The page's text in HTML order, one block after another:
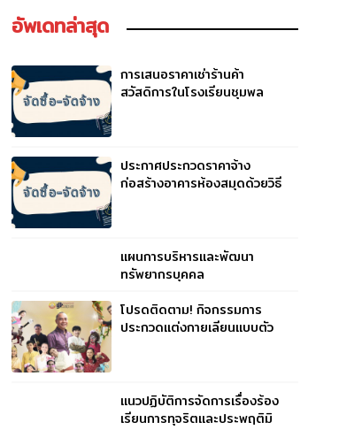
อัพเดทล่าสุด
การเสนอราคาเช่าร้านค้า
สวัสดิการในโรงเรียนชุมพล
ประกาศประกวดราคาจ้าง
ก่อสร้างอาคารห้องสมุดด้วยวิธี
แผนการบริหารและพัฒนา
ทรัพยากรบุคคล
โปรดติดตาม! กิจกรรมการ
ประกวดแต่งกายเลียนแบบตัว
แนวปฏิบัติการจัดการเรื่องร้อง
เรียนการทุจริตและประพฤติมิ